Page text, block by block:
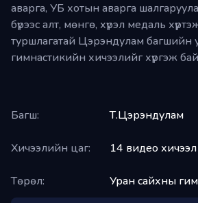
Plus+ үйлчилгээнд
видео хичээлүүдийг
боломжтой
аварга, УБ хотын аварга
бүрээс алт, мөнгө, хүрэл медаль
туршлагатай Цэрэндулам багшийн
гимнастикийн хичээлийг хүргэж
Багш:
Хичээлийн цаг:
Төрөл:
Т.Цэрэндулам
14 видео
Уран сайхны